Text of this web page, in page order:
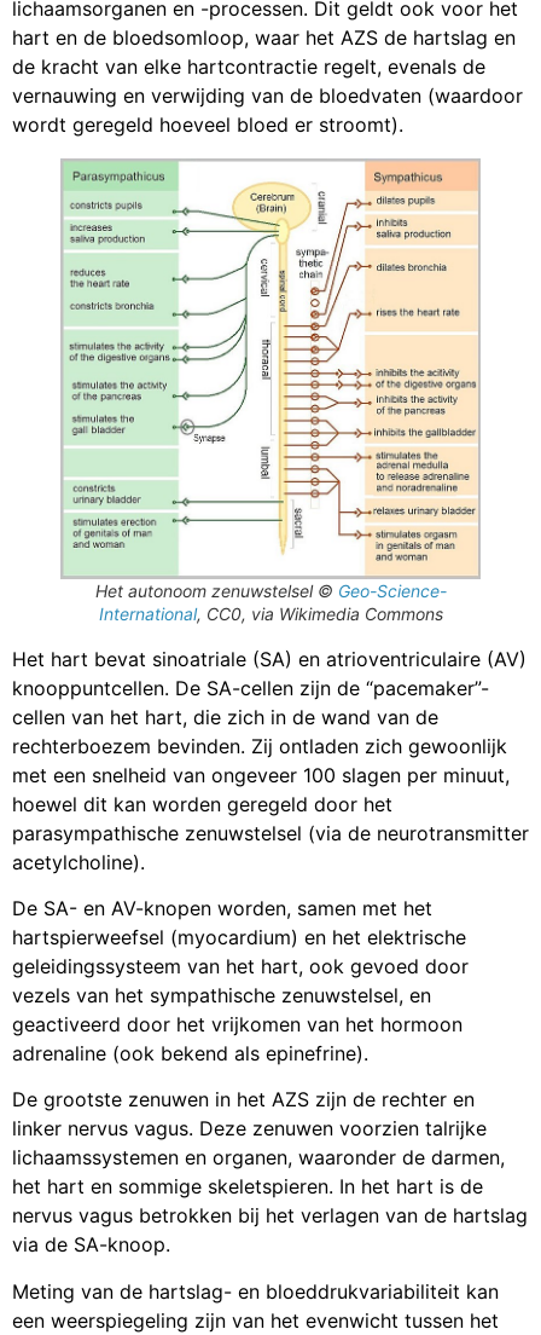
lichaamsorganen en -processen. Dit geldt ook voor het
hart en de bloedsomloop, waar het AZS de hartslag en
de kracht van elke hartcontractie regelt, evenals de
vernauwing en verwijding van de bloedvaten (waardoor
wordt geregeld hoeveel bloed er stroomt).
Het autonoom zenuwstelsel © Geo-Science-
International, CC0, via Wikimedia Commons
Het hart bevat sinoatriale (SA) en atrioventriculaire (AV)
knooppuntcellen. De SA-cellen zijn de “pacemaker”-
cellen van het hart, die zich in de wand van de
rechterboezem bevinden. Zij ontladen zich gewoonlijk
met een snelheid van ongeveer 100 slagen per minuut,
hoewel dit kan worden geregeld door het
parasympathische zenuwstelsel (via de neurotransmitter
acetylcholine).
De SA- en AV-knopen worden, samen met het
hartspierweefsel (myocardium) en het elektrische
geleidingssysteem van het hart, ook gevoed door
vezels van het sympathische zenuwstelsel, en
geactiveerd door het vrijkomen van het hormoon
adrenaline (ook bekend als epinefrine).
De grootste zenuwen in het AZS zijn de rechter en
linker nervus vagus. Deze zenuwen voorzien talrijke
lichaamssystemen en organen, waaronder de darmen,
het hart en sommige skeletspieren. In het hart is de
nervus vagus betrokken bij het verlagen van de hartslag
via de SA-knoop.
Meting van de hartslag- en bloeddrukvariabiliteit kan
een weerspiegeling zijn van het evenwicht tussen het